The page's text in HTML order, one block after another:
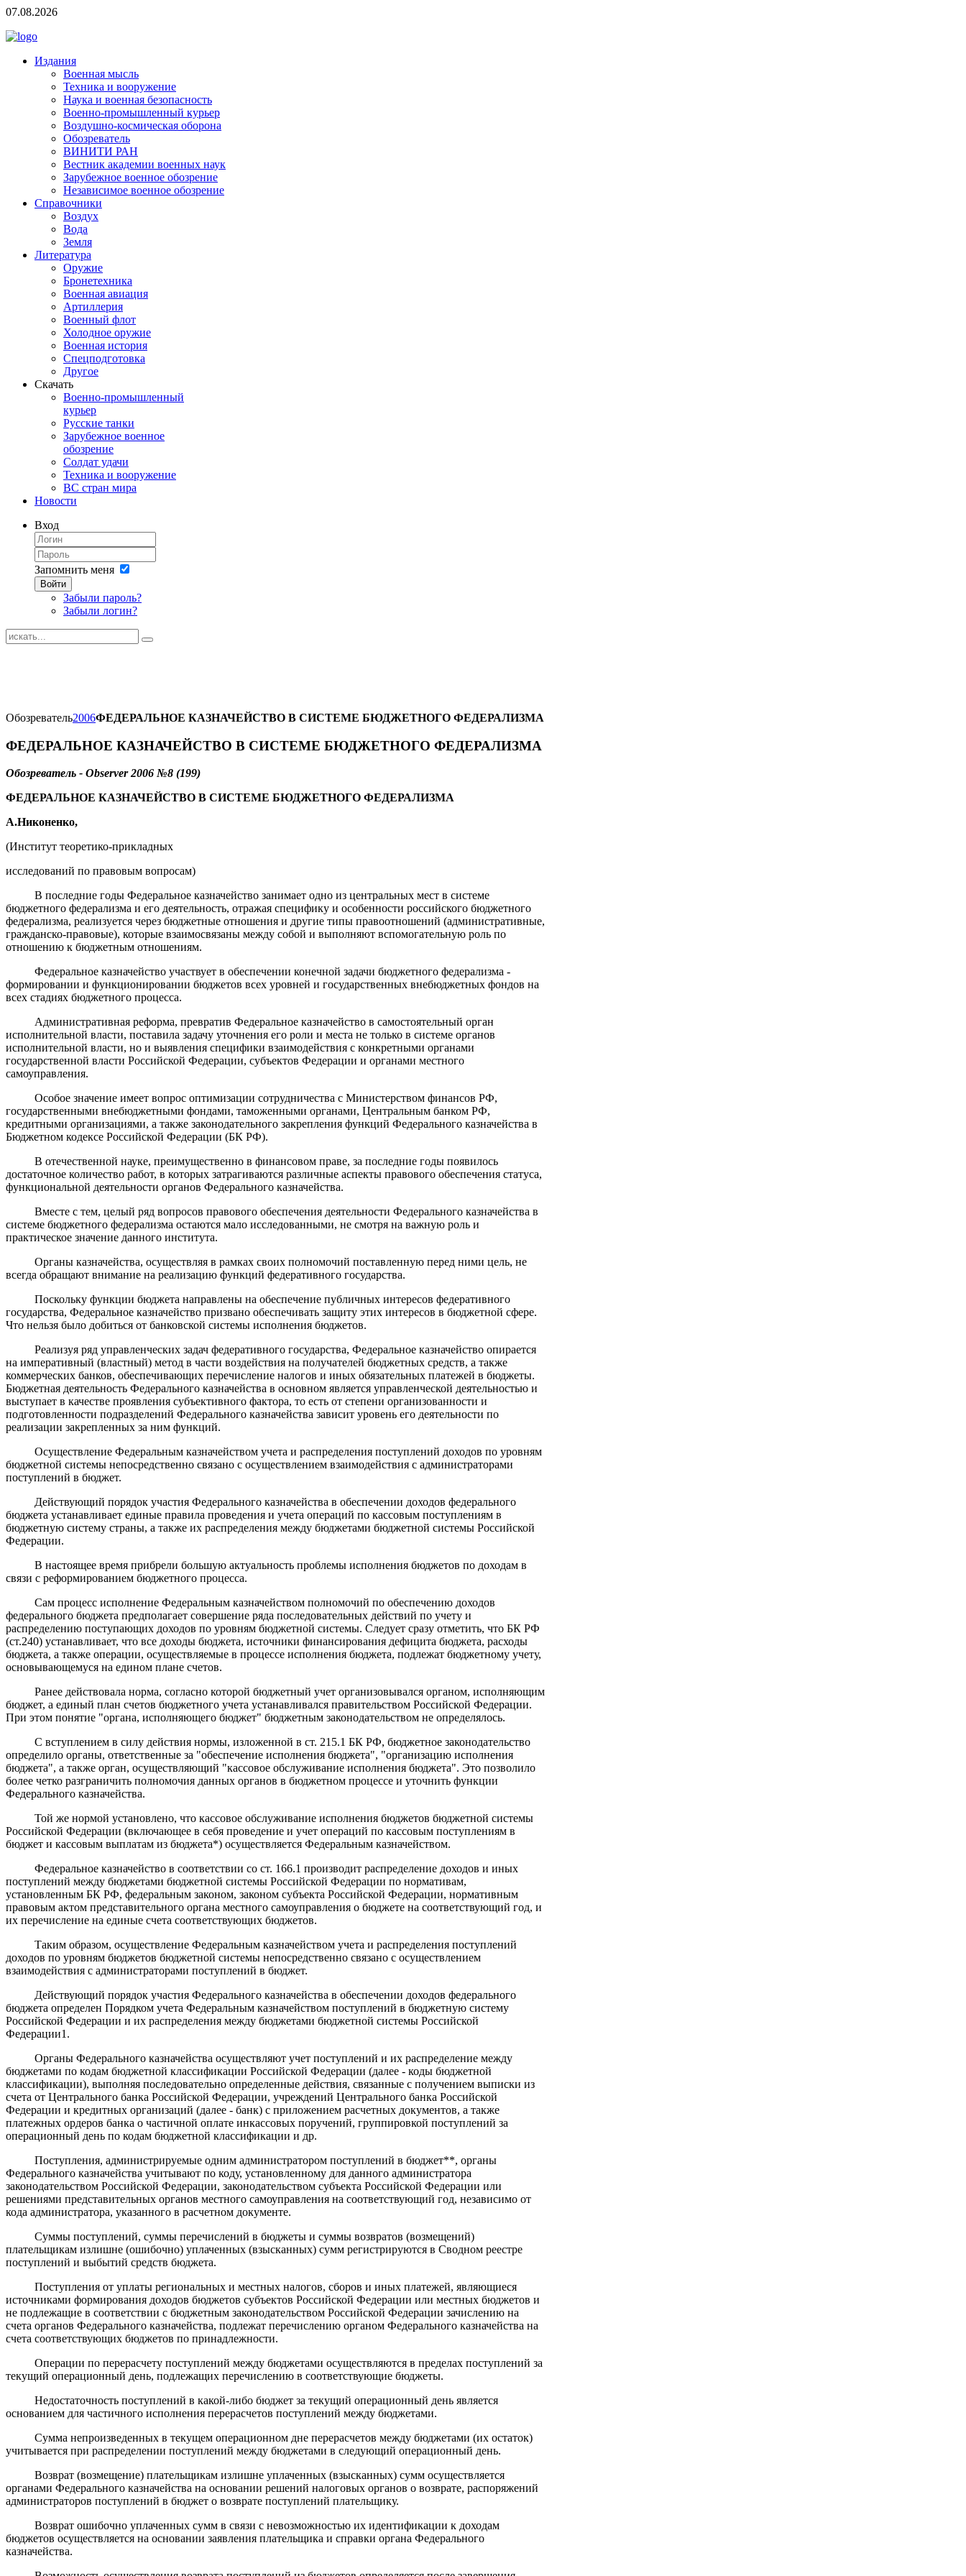
07.08.2026
Издания
Военная мысль
Техника и вооружение
Наука и военная безопасность
Военно-промышленный курьер
Воздушно-космическая оборона
Обозреватель
ВИНИТИ РАН
Вестник академии военных наук
Зарубежное военное обозрение
Независимое военное обозрение
Справочники
Воздух
Вода
Земля
Литература
Оружие
Бронетехника
Военная авиация
Артиллерия
Военный флот
Холодное оружие
Военная история
Спецподготовка
Другое
Скачать
Военно-промышленный
курьер
Русские танки
Зарубежное военное
обозрение
Солдат удачи
Техника и вооружение
ВС стран мира
Новости
Вход
Запомнить меня
Войти
Забыли пароль?
Забыли логин?
Обозреватель2006ФЕДЕРАЛЬНОЕ КАЗНАЧЕЙСТВО В СИСТЕМЕ БЮДЖЕТНОГО ФЕДЕРАЛИЗМА
ФЕДЕРАЛЬНОЕ КАЗНАЧЕЙСТВО В СИСТЕМЕ БЮДЖЕТНОГО ФЕДЕРАЛИЗМА
Обозреватель - Observer 2006 №8 (199)
ФЕДЕРАЛЬНОЕ КАЗНАЧЕЙСТВО В СИСТЕМЕ БЮДЖЕТНОГО ФЕДЕРАЛИЗМА
А.Никоненко,
(Институт теоретико-прикладных
исследований по правовым вопросам)
В последние годы Федеральное казначейство занимает одно из центральных мест в системе
бюджетного федерализма и его деятельность, отражая специфику и особенности российского бюджетного
федерализма, реализуется через бюджетные отношения и другие типы правоотношений (административные,
гражданско-правовые), которые взаимосвязаны между собой и выполняют вспомогательную роль по
отношению к бюджетным отношениям.
Федеральное казначейство участвует в обеспечении конечной задачи бюджетного федерализма -
формировании и функционировании бюджетов всех уровней и государственных внебюджетных фондов на
всех стадиях бюджетного процесса.
Административная реформа, превратив Федеральное казначейство в самостоятельный орган
исполнительной власти, поставила задачу уточнения его роли и места не только в системе органов
исполнительной власти, но и выявления специфики взаимодействия с конкретными органами
государственной власти Российской Федерации, субъектов Федерации и органами местного
самоуправления.
Особое значение имеет вопрос оптимизации сотрудничества с Министерством финансов РФ,
государственными внебюджетными фондами, таможенными органами, Центральным банком РФ,
кредитными организациями, а также законодательного закрепления функций Федерального казначейства в
Бюджетном кодексе Российской Федерации (БК РФ).
В отечественной науке, преимущественно в финансовом праве, за последние годы появилось
достаточное количество работ, в которых затрагиваются различные аспекты правового обеспечения статуса,
функциональной деятельности органов Федерального казначейства.
Вместе с тем, целый ряд вопросов правового обеспечения деятельности Федерального казначейства в
системе бюджетного федерализма остаются мало исследованными, не смотря на важную роль и
практическое значение данного института.
Органы казначейства, осуществляя в рамках своих полномочий поставленную перед ними цель, не
всегда обращают внимание на реализацию функций федеративного государства.
Поскольку функции бюджета направлены на обеспечение публичных интересов федеративного
государства, Федеральное казначейство призвано обеспечивать защиту этих интересов в бюджетной сфере.
Что нельзя было добиться от банковской системы исполнения бюджетов.
Реализуя ряд управленческих задач федеративного государства, Федеральное казначейство опирается
на императивный (властный) метод в части воздействия на получателей бюджетных средств, а также
коммерческих банков, обеспечивающих перечисление налогов и иных обязательных платежей в бюджеты.
Бюджетная деятельность Федерального казначейства в основном является управленческой деятельностью и
выступает в качестве проявления субъективного фактора, то есть от степени организованности и
подготовленности подразделений Федерального казначейства зависит уровень его деятельности по
реализации закрепленных за ним функций.
Осуществление Федеральным казначейством учета и распределения поступлений доходов по уровням
бюджетной системы непосредственно связано с осуществлением взаимодействия с администраторами
поступлений в бюджет.
Действующий порядок участия Федерального казначейства в обеспечении доходов федерального
бюджета устанавливает единые правила проведения и учета операций по кассовым поступлениям в
бюджетную систему страны, а также их распределения между бюджетами бюджетной системы Российской
Федерации.
В настоящее время прибрели большую актуальность проблемы исполнения бюджетов по доходам в
связи с реформированием бюджетного процесса.
Сам процесс исполнение Федеральным казначейством полномочий по обеспечению доходов
федерального бюджета предполагает совершение ряда последовательных действий по учету и
распределению поступающих доходов по уровням бюджетной системы. Следует сразу отметить, что БК РФ
(ст.240) устанавливает, что все доходы бюджета, источники финансирования дефицита бюджета, расходы
бюджета, а также операции, осуществляемые в процессе исполнения бюджета, подлежат бюджетному учету,
основывающемуся на едином плане счетов.
Ранее действовала норма, согласно которой бюджетный учет организовывался органом, исполняющим
бюджет, а единый план счетов бюджетного учета устанавливался правительством Российской Федерации.
При этом понятие "органа, исполняющего бюджет" бюджетным законодательством не определялось.
С вступлением в силу действия нормы, изложенной в ст. 215.1 БК РФ, бюджетное законодательство
определило органы, ответственные за "обеспечение исполнения бюджета", "организацию исполнения
бюджета", а также орган, осуществляющий "кассовое обслуживание исполнения бюджета". Это позволило
более четко разграничить полномочия данных органов в бюджетном процессе и уточнить функции
Федерального казначейства.
Той же нормой установлено, что кассовое обслуживание исполнения бюджетов бюджетной системы
Российской Федерации (включающее в себя проведение и учет операций по кассовым поступлениям в
бюджет и кассовым выплатам из бюджета*) осуществляется Федеральным казначейством.
Федеральное казначейство в соответствии со ст. 166.1 производит распределение доходов и иных
поступлений между бюджетами бюджетной системы Российской Федерации по нормативам,
установленным БК РФ, федеральным законом, законом субъекта Российской Федерации, нормативным
правовым актом представительного органа местного самоуправления о бюджете на соответствующий год, и
их перечисление на единые счета соответствующих бюджетов.
Таким образом, осуществление Федеральным казначейством учета и распределения поступлений
доходов по уровням бюджетов бюджетной системы непосредственно связано с осуществлением
взаимодействия с администраторами поступлений в бюджет.
Действующий порядок участия Федерального казначейства в обеспечении доходов федерального
бюджета определен Порядком учета Федеральным казначейством поступлений в бюджетную систему
Российской Федерации и их распределения между бюджетами бюджетной системы Российской
Федерации1.
Органы Федерального казначейства осуществляют учет поступлений и их распределение между
бюджетами по кодам бюджетной классификации Российской Федерации (далее - коды бюджетной
классификации), выполняя последовательно определенные действия, связанные с получением выписки из
счета от Центрального банка Российской Федерации, учреждений Центрального банка Российской
Федерации и кредитных организаций (далее - банк) с приложением расчетных документов, а также
платежных ордеров банка о частичной оплате инкассовых поручений, группировкой поступлений за
операционный день по кодам бюджетной классификации и др.
Поступления, администрируемые одним администратором поступлений в бюджет**, органы
Федерального казначейства учитывают по коду, установленному для данного администратора
законодательством Российской Федерации, законодательством субъекта Российской Федерации или
решениями представительных органов местного самоуправления на соответствующий год, независимо от
кода администратора, указанного в расчетном документе.
Суммы поступлений, суммы перечислений в бюджеты и суммы возвратов (возмещений)
плательщикам излишне (ошибочно) уплаченных (взысканных) сумм регистрируются в Сводном реестре
поступлений и выбытий средств бюджета.
Поступления от уплаты региональных и местных налогов, сборов и иных платежей, являющиеся
источниками формирования доходов бюджетов субъектов Российской Федерации или местных бюджетов и
не подлежащие в соответствии с бюджетным законодательством Российской Федерации зачислению на
счета органов Федерального казначейства, подлежат перечислению органом Федерального казначейства на
счета соответствующих бюджетов по принадлежности.
Операции по перерасчету поступлений между бюджетами осуществляются в пределах поступлений за
текущий операционный день, подлежащих перечислению в соответствующие бюджеты.
Недостаточность поступлений в какой-либо бюджет за текущий операционный день является
основанием для частичного исполнения перерасчетов поступлений между бюджетами.
Сумма непроизведенных в текущем операционном дне перерасчетов между бюджетами (их остаток)
учитывается при распределении поступлений между бюджетами в следующий операционный день.
Возврат (возмещение) плательщикам излишне уплаченных (взысканных) сумм осуществляется
органами Федерального казначейства на основании решений налоговых органов о возврате, распоряжений
администраторов поступлений в бюджет о возврате поступлений плательщику.
Возврат ошибочно уплаченных сумм в связи с невозможностью их идентификации к доходам
бюджетов осуществляется на основании заявления плательщика и справки органа Федерального
казначейства.